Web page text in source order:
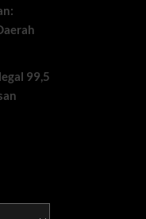
99,5